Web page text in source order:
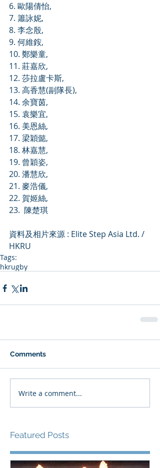
6. 歐陽倩怡,
7. 簫詠妮,
8. 李念殷,
9. 何維銨,
10. 鄭樂童,
11. 莊嘉欣,
12. 莎拉盧卡斯,
13. 高香慧(副隊長),
14. 余寶茵,
15. 袁樂宜,
16. 美恩絲,
17. 梁穎懿,
18. 林嘉慧,
19. 曾穎姿,
20. 潘慧欣,
21. 麥浩儀,
22. 賀姬絲,
23.  陳楚琪
資料及相片來源 : Elite Step Asia Ltd. /
HKRU
Tags:
hkrugby
Comments
Write a comment...
Featured Posts